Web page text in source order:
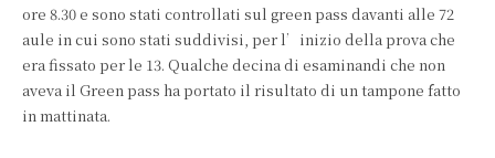
ore 8.30 e sono stati controllati sul green pass davanti alle 72
aule in cui sono stati suddivisi, per l’inizio della prova che
era fissato per le 13. Qualche decina di esaminandi che non
aveva il Green pass ha portato il risultato di un tampone fatto
in mattinata.